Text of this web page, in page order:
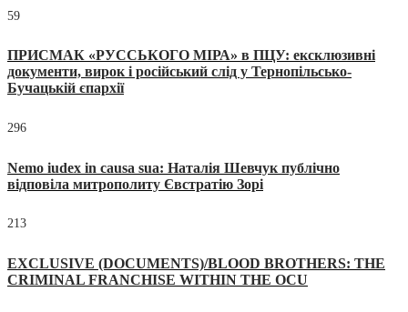
59
ПРИСМАК «РУССЬКОГО МІРА» в ПЦУ: ексклюзивні
документи, вирок і російський слід у Тернопільсько-
Бучацькій єпархії
296
Nemo iudex in causa sua: Наталія Шевчук публічно
відповіла митрополиту Євстратію Зорі
213
EXCLUSIVE (DOCUMENTS)/BLOOD BROTHERS: THE
CRIMINAL FRANCHISE WITHIN THE OCU